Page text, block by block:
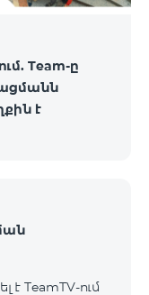
Team-ը
է
TeamTV-ում